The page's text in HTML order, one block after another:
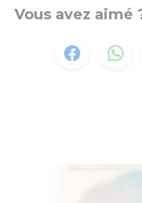
Vous avez aimé